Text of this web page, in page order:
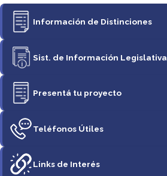
Información de Distinciones
Sist. de Información Legislativa
Presentá tu proyecto
Teléfonos Útiles
Links de Interés